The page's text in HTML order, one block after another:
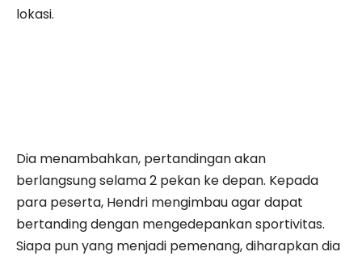
lokasi.
Dia menambahkan, pertandingan akan
berlangsung selama 2 pekan ke depan. Kepada
para peserta, Hendri mengimbau agar dapat
bertanding dengan mengedepankan sportivitas.
Siapa pun yang menjadi pemenang, diharapkan dia